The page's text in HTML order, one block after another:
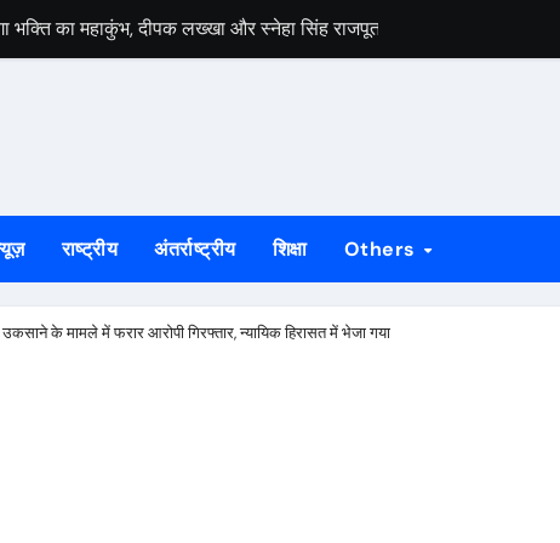
भक्ति का महाकुंभ, दीपक लख्खा और स्नेहा सिंह राजपूत की भजन संध्या होगी
ताकत : सुदेश महतो
1000 कांवरियों का भव्य जत्था, शिव परिवार की झांकी और सांस्कृतिक
भीतर बैठे अनिल महतो की मौत, गांव में मातम
को विधायक सोनाराम सिंकु ने भेंट किए मॉडल नगाड़ा
राष्ट्रीय अंतर्राष्ट्रीय शिक्षा Others
के मामले में फरार आरोपी गिरफ्तार, न्यायिक हिरासत में भेजा गया